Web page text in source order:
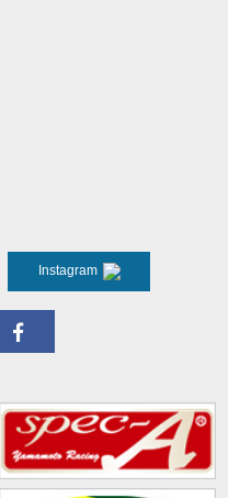
Instagram